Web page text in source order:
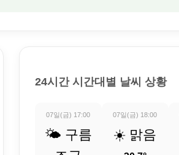
24시간 시간대별 날씨 상황
07일(금) 17:00
🌤️ 구름
07일(금) 18:00
☀️ 맑음